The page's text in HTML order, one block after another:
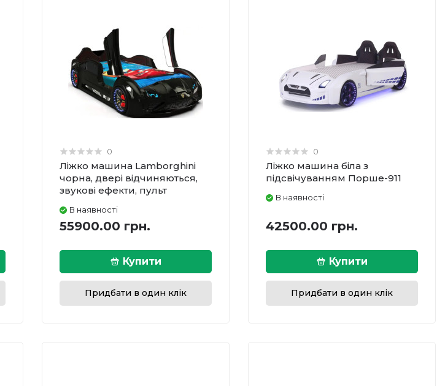
0
Ліжко машина Lamborghini
чорна, двері відчиняються,
звукові ефекти, пульт
В наявності
55900.00 грн.
Купити
Придбати в один клік
0
Ліжко машина біла з
підсвічуванням Порше-911
В наявності
42500.00 грн.
Купити
Придбати в один клік